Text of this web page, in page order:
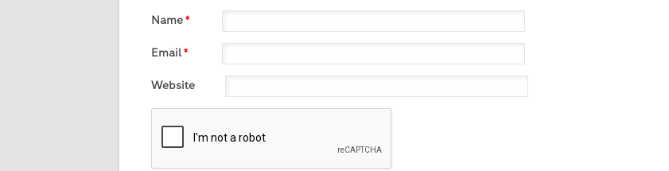
Name*
Email*
Website